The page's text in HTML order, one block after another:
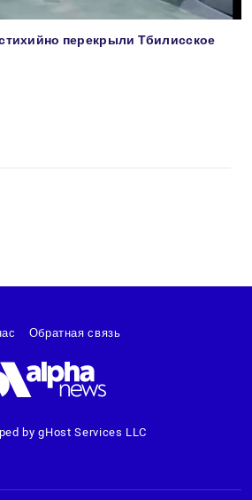
перекрыли Тбилисское
by gHost Services LLC
Обратная связь